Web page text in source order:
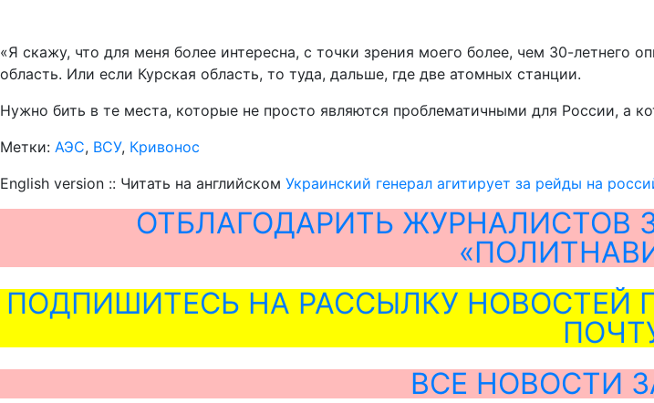
«Я скажу, что для меня более интересна, с точки зрения моего более, чем 30-летнего
область. Или если Курская область, то туда, дальше, где две атомных станции.
Нужно бить в те места, которые не просто являются проблематичными для России, а
Метки: АЭС, ВСУ, Кривонос
English version :: Читать на английском Украинский генерал агитирует за рейды на
ОТБЛАГОДАРИТЬ ЖУРНАЛИСТОВ
ПОДПИШИТЕСЬ НА РАССЫЛКУ НОВОСТЕЙ
ВСЕ НОВОСТИ